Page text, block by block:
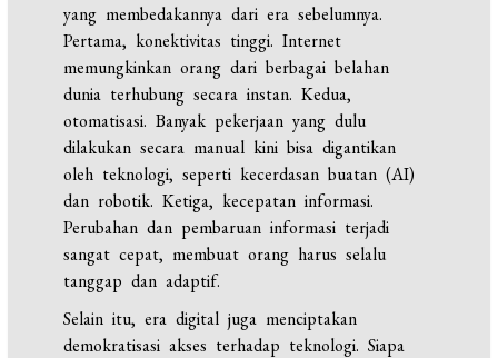
yang membedakannya dari era sebelumnya.
Pertama, konektivitas tinggi. Internet
memungkinkan orang dari berbagai belahan
dunia terhubung secara instan. Kedua,
otomatisasi. Banyak pekerjaan yang dulu
dilakukan secara manual kini bisa digantikan
oleh teknologi, seperti kecerdasan buatan (AI)
dan robotik. Ketiga, kecepatan informasi.
Perubahan dan pembaruan informasi terjadi
sangat cepat, membuat orang harus selalu
tanggap dan adaptif.
Selain itu, era digital juga menciptakan
demokratisasi akses terhadap teknologi. Siapa